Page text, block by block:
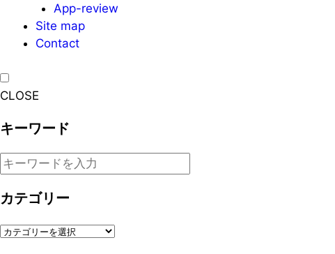
App-review
Site map
Contact
CLOSE
キーワード
カテゴリー